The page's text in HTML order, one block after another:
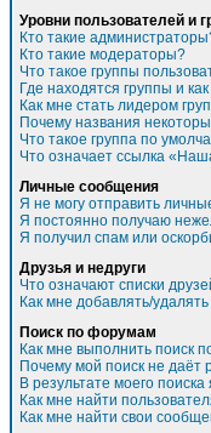
Уровни пользователей и
Кто такие
Кто такие модераторы?
Что такое группы
Где находятся группы и
Как мне стать лидером
Почему названия
Что такое группа по
Что означает ссылка
Личные сообщения
Я не могу отправить
Я постоянно получаю
Я получил спам или
Друзья и недруги
Что означают списки
Как мне добавлять/
Поиск по форумам
Как мне выполнить поиск
Почему мой поиск не даёт
В результате моего
Как мне найти
Как мне найти свои